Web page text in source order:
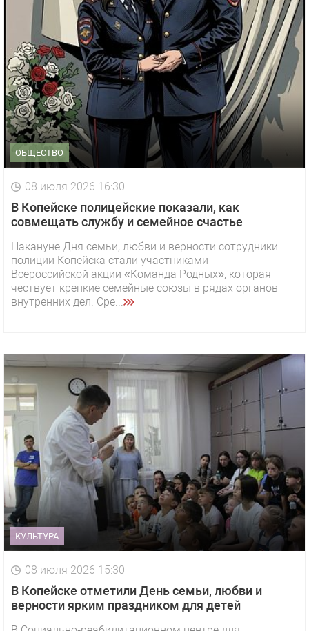
ОБЩЕСТВО
08 июля 2026 16:30
В Копейске полицейские показали, как
совмещать службу и семейное счастье
Накануне Дня семьи, любви и верности сотрудники
полиции Копейска стали участниками
Всероссийской акции «Команда Родных», которая
чествует крепкие семейные союзы в рядах органов
внутренних дел. Сре...
КУЛЬТУРА
08 июля 2026 15:30
В Копейске отметили День семьи, любви и
верности ярким праздником для детей